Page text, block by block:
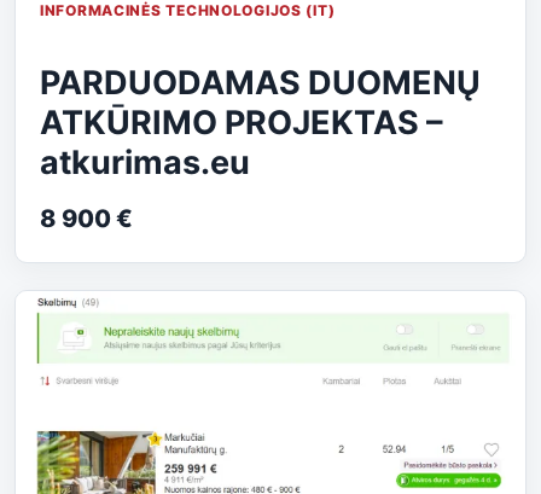
INFORMACINĖS TECHNOLOGIJOS (IT)
PARDUODAMAS DUOMENŲ
ATKŪRIMO PROJEKTAS –
atkurimas.eu
8 900 €